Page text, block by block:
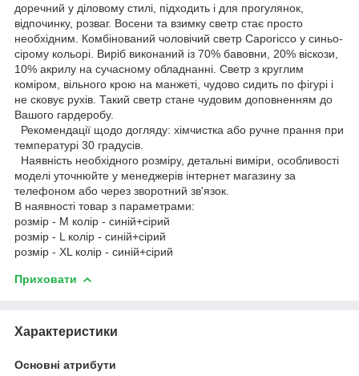
доречний у діловому стилі, підходить і для прогулянок,
відпочинку, розваг. Восени та взимку светр стає просто
необхідним. Комбінований чоловічий светр Caporicco у синьо-
сірому кольорі. Виріб виконаний із 70% бавовни, 20% віскози,
10% акрилу на сучасному обладнанні. Светр з круглим
коміром, вільного крою на манжеті, чудово сидить по фігурі і
не сковує рухів. Такий светр стане чудовим доповненням до
Вашого гардеробу.
Рекомендації щодо догляду: хімчистка або ручне прання при
температурі 30 градусів.
Наявність необхідного розміру, детальні виміри, особливості
моделі уточнюйте у менеджерів інтернет магазину за
телефоном або через зворотний зв'язок.
В наявності товар з параметрами:
розмір - M колір - синій+сірий
розмір - L колір - синій+сірий
розмір - XL колір - синій+сірий
Приховати
Характеристики
Основні атрибути